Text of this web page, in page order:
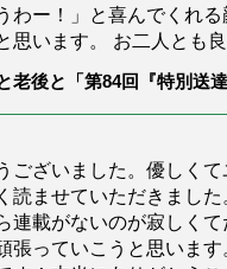
わー！」と喜んでくれ
います。 お二人とも良
老後と「第84回『特別送
ございました。優しく
読ませていただきまし
連載がないのが寂しく
張っていこうと思いま